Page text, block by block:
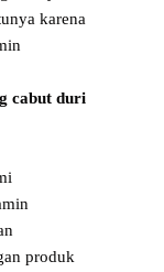
karena
cabut duri
produk